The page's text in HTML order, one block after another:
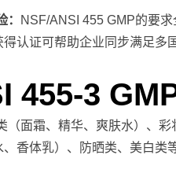
NSF/ANSI 455 GMP的要
认证可帮助企业同步满足多
455-3
（面霜、精华、爽肤水）、
、香体乳）、防晒类、美白